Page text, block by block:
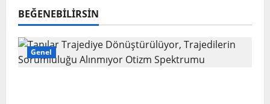
BEĞENEBILIRSIN
Genel